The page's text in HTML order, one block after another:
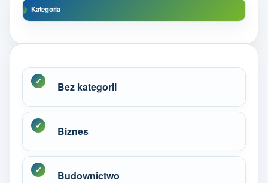
Kategoria
Bez kategorii
Biznes
Budownictwo